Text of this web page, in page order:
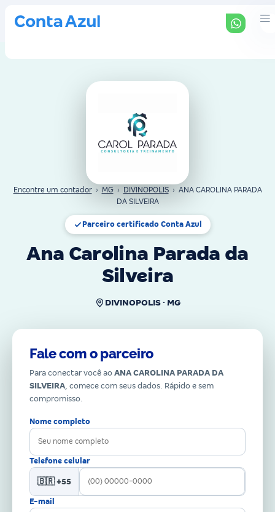
Encontre um contador › MG › DIVINOPOLIS › ANA CAROLINA PARADA
DA SILVEIRA
Parceiro certificado Conta Azul
Ana Carolina Parada da
Silveira
DIVINOPOLIS · MG
Fale com o parceiro
Para conectar você ao ANA CAROLINA PARADA DA
SILVEIRA, comece com seus dados. Rápido e sem
compromisso.
Nome completo
Telefone celular
🇧🇷 +55
E-mail